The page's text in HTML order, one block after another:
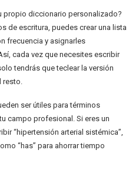
propio diccionario personalizado?
de escritura, puedes crear una lista
frecuencia y asignarles
cada vez que necesites escribir
tendrás que teclear la versión
ser útiles para términos
campo profesional. Si eres un
“hipertensión arterial sistémica”,
“has” para ahorrar tiempo